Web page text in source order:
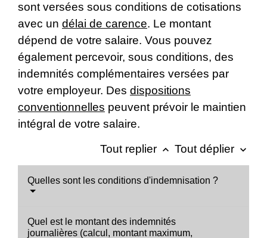
sont versées sous conditions de cotisations
avec un délai de carence. Le montant
dépend de votre salaire. Vous pouvez
également percevoir, sous conditions, des
indemnités complémentaires versées par
votre employeur. Des dispositions
conventionnelles peuvent prévoir le maintien
intégral de votre salaire.
Tout replier keyboard_arrow_up Tout déplier keyboard_arrow_down
Quelles sont les conditions d'indemnisation ?
Quel est le montant des indemnités
journalières (calcul, montant maximum,